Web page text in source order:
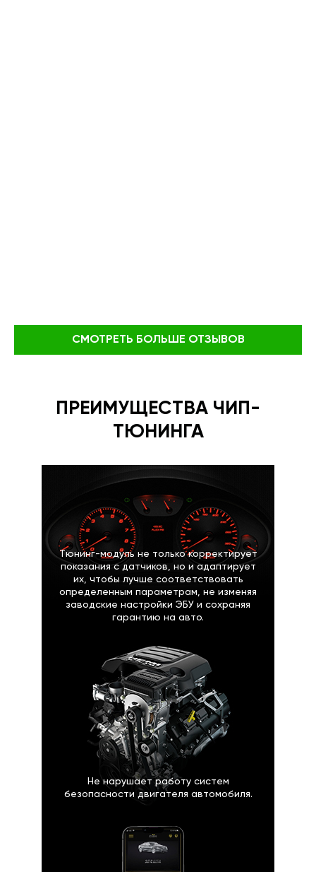
СМОТРЕТЬ БОЛЬШЕ ОТЗЫВОВ
ПРЕИМУЩЕСТВА ЧИП-
ТЮНИНГА
Тюнинг-модуль не только корректирует
показания с датчиков, но и адаптирует
их, чтобы лучше соответствовать
определенным параметрам, не изменяя
заводские настройки ЭБУ и сохраняя
гарантию на авто.
Не нарушает работу систем
безопасности двигателя автомобиля.